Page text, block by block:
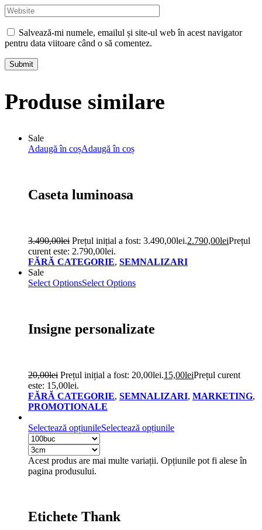
Salvează-mi numele, emailul și site-ul web în acest navigator
pentru data viitoare când o să comentez.
Submit
Produse similare
Sale
Adaugă în coșAdaugă în coș
Caseta luminoasa
3.490,00lei Prețul inițial a fost: 3.490,00lei.2.790,00leiPrețul
curent este: 2.790,00lei.
FĂRĂ CATEGORIE, SEMNALIZARI
Sale
Select OptionsSelect Options
Insigne personalizate
20,00lei Prețul inițial a fost: 20,00lei.15,00leiPrețul curent
este: 15,00lei.
FĂRĂ CATEGORIE, SEMNALIZARI, MARKETING,
PROMOTIONALE
Selectează opțiunileSelectează opțiunile
Acest produs are mai multe variații. Opțiunile pot fi alese în
pagina produsului.
Etichete Thank